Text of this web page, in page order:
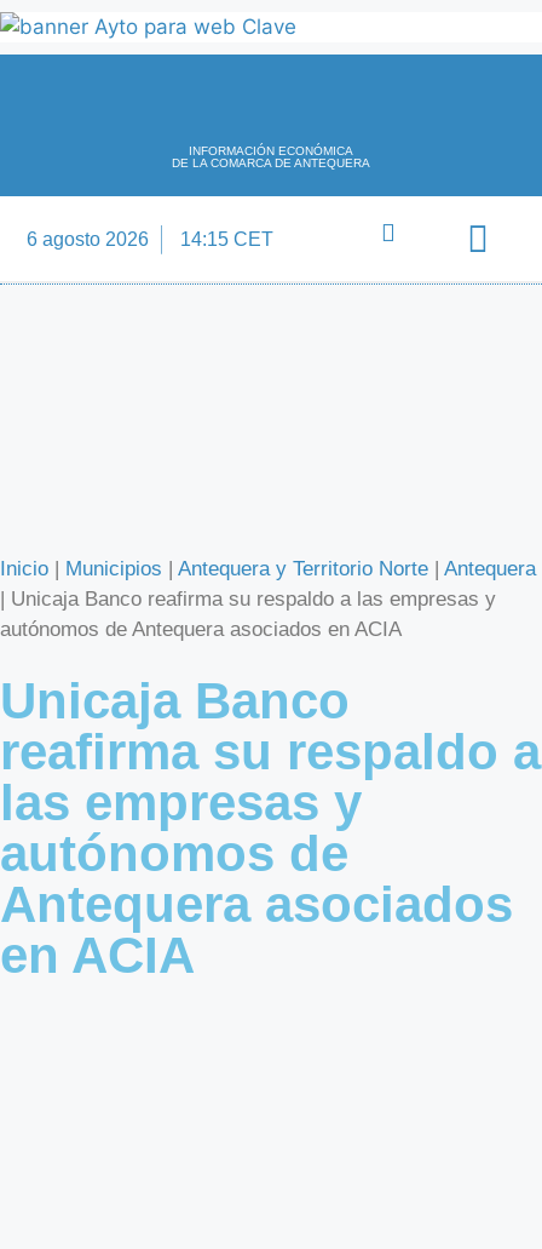
INFORMACIÓN ECONÓMICA
DE LA COMARCA DE ANTEQUERA
6 agosto 2026 14:15 CET
Inicio | Municipios | Antequera y Territorio Norte | Antequera
| Unicaja Banco reafirma su respaldo a las empresas y
autónomos de Antequera asociados en ACIA
Unicaja Banco
reafirma su respaldo a
las empresas y
autónomos de
Antequera asociados
en ACIA